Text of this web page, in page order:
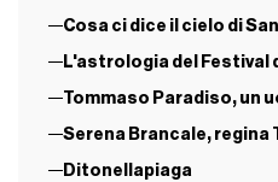
Cosa ci dice il cielo di
L'astrologia del Festival
Tommaso Paradiso, un
Serena Brancale, regina
Ditonellapiaga